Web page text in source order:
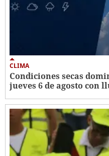
CLIMA
Condiciones secas
jueves 6 de agosto con